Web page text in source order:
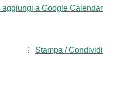
aggiungi a Google Calendar
Stampa / Condividi